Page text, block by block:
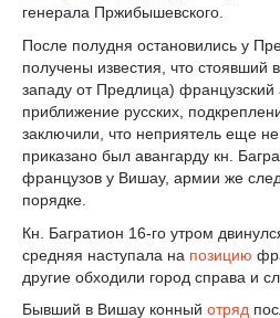
генерала Пржибышевского.
После полудня остановились у
получены известия, что стоявший
западу от Предлица) французский
приближение русских,
заключили, что неприятель еще
приказано был авангарду кн.
французов у Вишау, армии же
порядке.
Кн. Багратион 16-го утром
средняя наступала на позицию
другие обходили город справа и
Бывший в Вишау конный отряд